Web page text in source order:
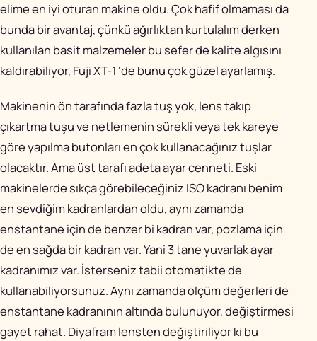
elime en iyi oturan makine oldu. Çok hafif olmaması da
bunda bir avantaj, çünkü ağırlıktan kurtulalım derken
kullanılan basit malzemeler bu sefer de kalite algısını
kaldırabiliyor, Fuji XT-1 ‘de bunu çok güzel ayarlamış.
Makinenin ön tarafında fazla tuş yok, lens takıp
çıkartma tuşu ve netlemenin sürekli veya tek kareye
göre yapılma butonları en çok kullanacağınız tuşlar
olacaktır. Ama üst tarafı adeta ayar cenneti. Eski
makinelerde sıkça görebileceğiniz ISO kadranı benim
en sevdiğim kadranlardan oldu, aynı zamanda
enstantane için de benzer bi kadran var, pozlama için
de en sağda bir kadran var. Yani 3 tane yuvarlak ayar
kadranımız var. İsterseniz tabii otomatikte de
kullanabiliyorsunuz. Aynı zamanda ölçüm değerleri de
enstantane kadranının altında bulunuyor, değiştirmesi
gayet rahat. Diyafram lensten değiştiriliyor ki bu